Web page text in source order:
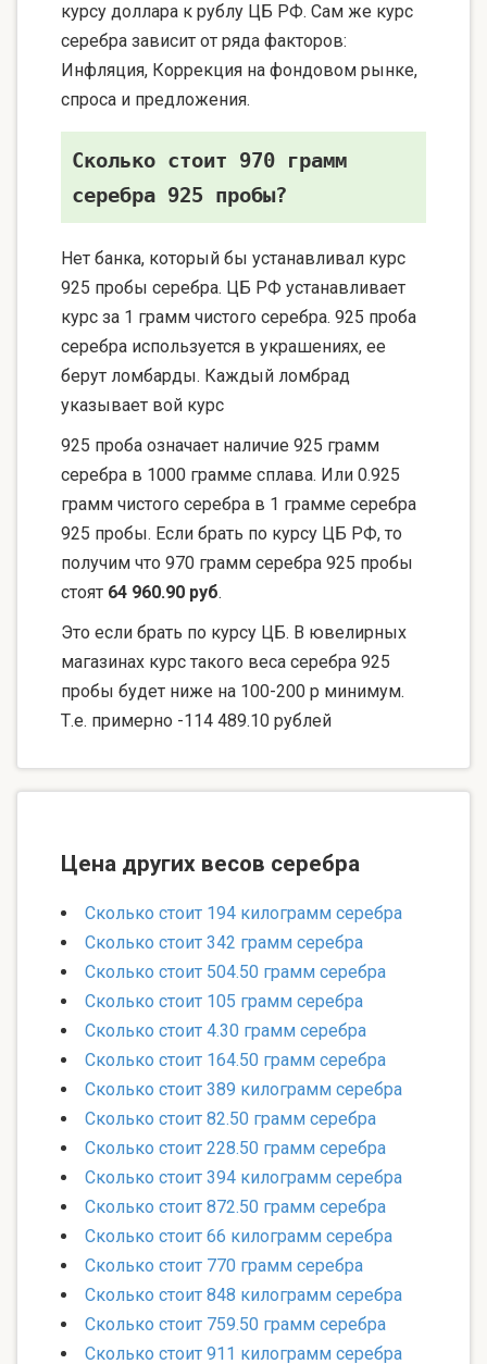
курсу доллара к рублу ЦБ РФ. Сам же курс
серебра зависит от ряда факторов:
Инфляция, Коррекция на фондовом рынке,
спроса и предложения.
Сколько стоит 970 грамм
серебра 925 пробы?
Нет банка, который бы устанавливал курс
925 пробы серебра. ЦБ РФ устанавливает
курс за 1 грамм чистого серебра. 925 проба
серебра используется в украшениях, ее
берут ломбарды. Каждый ломбрад
указывает вой курс
925 проба означает наличие 925 грамм
серебра в 1000 грамме сплава. Или 0.925
грамм чистого серебра в 1 грамме серебра
925 пробы. Если брать по курсу ЦБ РФ, то
получим что 970 грамм серебра 925 пробы
стоят 64 960.90 руб.
Это если брать по курсу ЦБ. В ювелирных
магазинах курс такого веса серебра 925
пробы будет ниже на 100-200 р минимум.
Т.е. примерно -114 489.10 рублей
Цена других весов серебра
Сколько стоит 194 килограмм серебра
Сколько стоит 342 грамм серебра
Сколько стоит 504.50 грамм серебра
Сколько стоит 105 грамм серебра
Сколько стоит 4.30 грамм серебра
Сколько стоит 164.50 грамм серебра
Сколько стоит 389 килограмм серебра
Сколько стоит 82.50 грамм серебра
Сколько стоит 228.50 грамм серебра
Сколько стоит 394 килограмм серебра
Сколько стоит 872.50 грамм серебра
Сколько стоит 66 килограмм серебра
Сколько стоит 770 грамм серебра
Сколько стоит 848 килограмм серебра
Сколько стоит 759.50 грамм серебра
Сколько стоит 911 килограмм серебра